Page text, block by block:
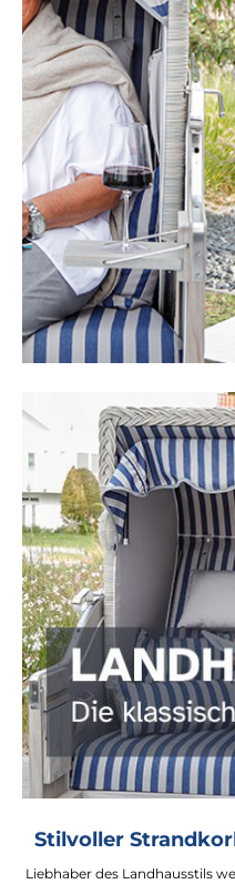
Stilvoller
Liebhaber des Landhausstils